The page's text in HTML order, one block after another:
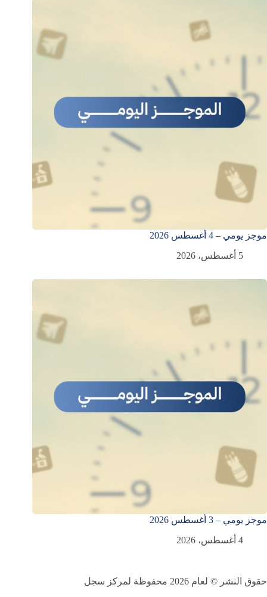
موجز يومي – 4 أغسطس 2026
5 أغسطس، 2026
موجز يومي – 3 أغسطس 2026
4 أغسطس، 2026
حقوق النشر © لعام 2026 محفوظة لمركز سجل